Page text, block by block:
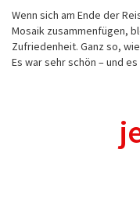
Wenn sich am Ende der
Mosaik zusammenfügen,
Zufriedenheit. Ganz so,
Es war sehr schön – und